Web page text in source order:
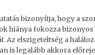
bizonyítja, hogy a
hiánya fokozza bizonyos
Az elszigeteltség a
is legalább akkora